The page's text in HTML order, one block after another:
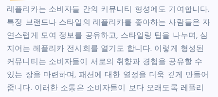
레플리카는 소비자들 간의 커뮤니티 형성에도 기여합니다.
특정 브랜드나 스타일의 레플리카를 좋아하는 사람들은 자
연스럽게 모여 정보를 공유하고, 스타일링 팁을 나누며, 심
지어는 레플리카 전시회를 열기도 합니다. 이렇게 형성된
커뮤니티는 소비자들이 서로의 취향과 경험을 공유할 수
있는 장을 마련하며, 패션에 대한 열정을 더욱 깊게 만들어
줍니다. 이러한 소통은 소비자들이 보다 오래도록 레플리